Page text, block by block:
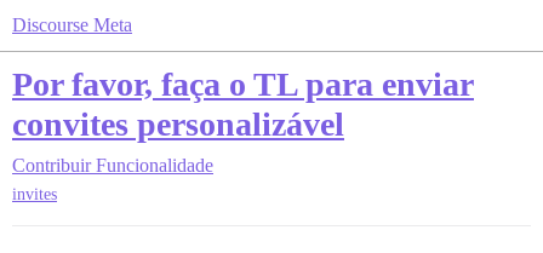
Discourse Meta
Por favor, faça o TL para enviar
convites personalizável
Contribuir Funcionalidade
invites